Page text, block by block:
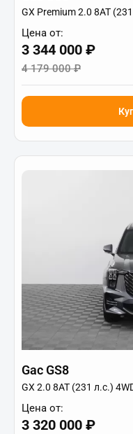
GX Premium 2.0 8AT
Цена от:
3 344 000 ₽
4 179 000 ₽
Gac GS8
GX 2.0 8AT (231 л.с.)
Цена от:
3 320 000 ₽